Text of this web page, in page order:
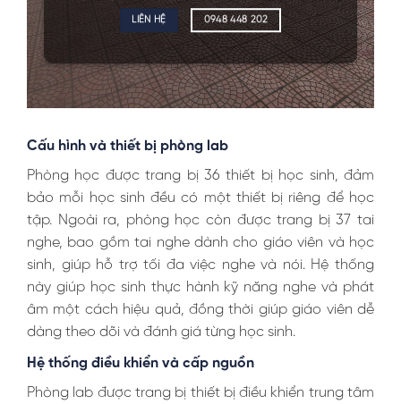
LIÊN HỆ 0948 448 202
Cấu hình và thiết bị phòng lab
Phòng học được trang bị 36 thiết bị học sinh, đảm
bảo mỗi học sinh đều có một thiết bị riêng để học
tập. Ngoài ra, phòng học còn được trang bị 37 tai
nghe, bao gồm tai nghe dành cho giáo viên và học
sinh, giúp hỗ trợ tối đa việc nghe và nói. Hệ thống
này giúp học sinh thực hành kỹ năng nghe và phát
âm một cách hiệu quả, đồng thời giúp giáo viên dễ
dàng theo dõi và đánh giá từng học sinh.
Hệ thống điều khiển và cấp nguồn
Phòng lab được trang bị thiết bị điều khiển trung tâm